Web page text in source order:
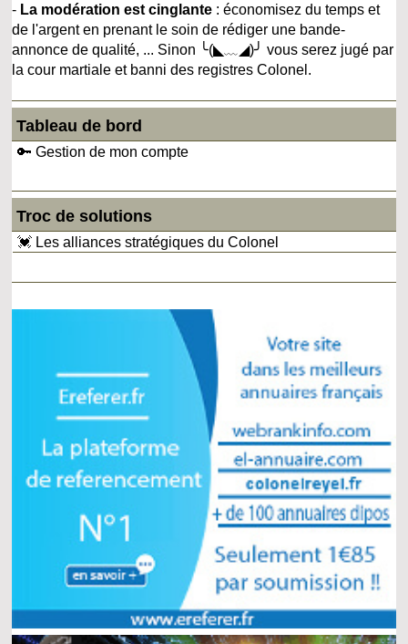
- La modération est cinglante : économisez du temps et
de l'argent en prenant le soin de rédiger une bande-
annonce de qualité, ... Sinon ╰(◣﹏◢)╯ vous serez jugé par
la cour martiale et banni des registres Colonel.
Tableau de bord
🔑 Gestion de mon compte
Troc de solutions
💓 Les alliances stratégiques du Colonel